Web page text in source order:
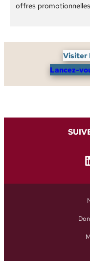
offres
Visiter
Lancez-